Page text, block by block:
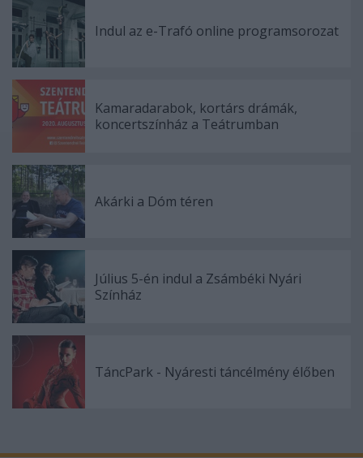
Indul az e-Trafó online programsorozat
Kamaradarabok, kortárs drámák,
koncertszínház a Teátrumban
Akárki a Dóm téren
Július 5-én indul a Zsámbéki Nyári
Színház
TáncPark - Nyáresti táncélmény élőben